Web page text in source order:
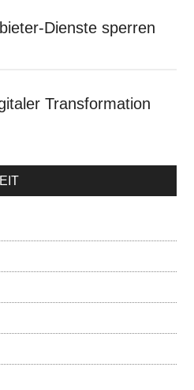
Dienste sperren
Transformation